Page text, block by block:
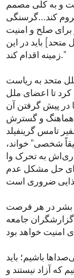
و به کلی مصمم
کند...گرسنگی
صلح و امنیت
باید در این
زمینه اقدام کند."
متحد به ریاست
کرد تا اعضای ملل
در پیش گرفتن آن
هماهنگ و گسترش
تامس گرینفیلد
شخصی" خواند،
به تحرک وا
حل مشکل عدم
بشر در هر فرصت
جامعه
باشیم؛ باید
که آزاد نیستند و